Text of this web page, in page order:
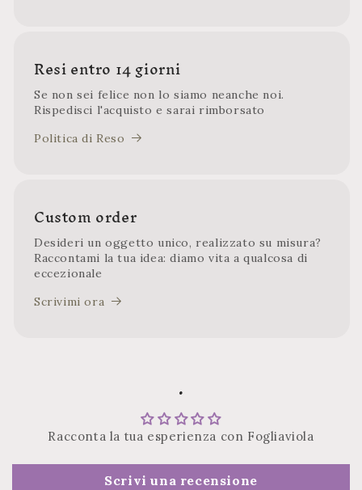
Resi entro 14 giorni
Se non sei felice non lo siamo neanche noi.
Rispedisci l'acquisto e sarai rimborsato
Politica di Reso
Custom order
Desideri un oggetto unico, realizzato su misura?
Raccontami la tua idea: diamo vita a qualcosa di
eccezionale
Scrivimi ora
.
Racconta la tua esperienza con Fogliaviola
Scrivi una recensione